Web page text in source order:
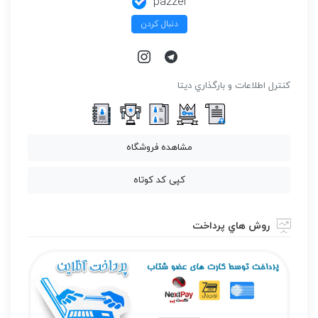
دنبال کردن
كنترل اطلاعات و بارگذاري ديتا
مشاهده فروشگاه
کپی کد کوتاه
روش هاي پرداخت